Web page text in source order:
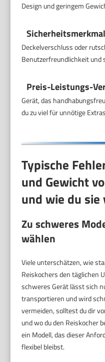
Design und geringem
Deckelverschluss oder
Benutzerfreundlichkeit und
Preis-Leistungs-
Gerät, das
du zu viel für unnötige
Typische
und Gewicht
und wie du
Zu schweres
wählen
Viele unterschätzen, wie
Reiskochers den täglichen
schweres Gerät lässt sich
transportieren und wird
vermeiden, solltest du dir
und wo du den Reiskocher
ein Modell, das dieser
flexibel bleibst.